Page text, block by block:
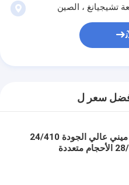
تشيجيانغ ، الصين
سعر ل
رذاذ ميني عالي الجودة 24/410
28/410 الأحجام متعددة